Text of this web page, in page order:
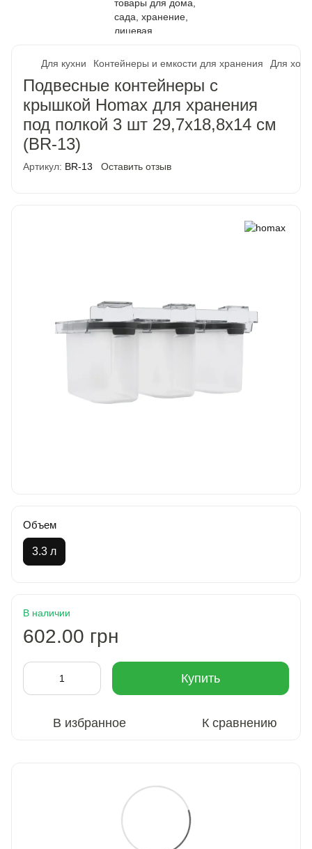
Для кухни Контейнеры и емкости для хранения Для
Подвесные контейнеры с
крышкой Homax для хранения
под полкой 3 шт 29,7х18,8х14 см
(BR-13)
Артикул: BR-13 Оставить отзыв
Объем
3.3 л
В наличии
602.00 грн
Купить
В избранное К сравнению